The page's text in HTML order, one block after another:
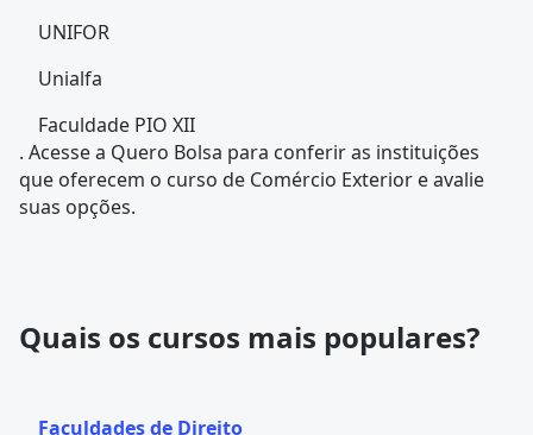
UNIFOR
Unialfa
Faculdade PIO XII
. Acesse a Quero Bolsa para conferir as instituições
que oferecem o curso de Comércio Exterior e avalie
suas opções.
Quais os cursos mais populares?
Faculdades de Direito